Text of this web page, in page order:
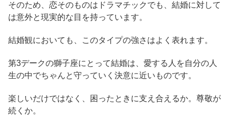
そのため、恋そのものはドラマチックでも、結婚に対して
は意外と現実的な目を持っています。
結婚観においても、このタイプの強さはよく表れます。
第3デークの獅子座にとって結婚は、愛する人を自分の人
生の中でちゃんと守っていく決意に近いものです。
楽しいだけではなく、困ったときに支え合えるか。尊敬が
続くか。